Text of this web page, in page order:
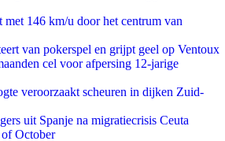
met 146 km/u door het centrum van
van pokerspel en grijpt geel op Ventoux
cel voor afpersing 12-jarige
veroorzaakt scheuren in dijken Zuid-
uit Spanje na migratiecrisis Ceuta
October